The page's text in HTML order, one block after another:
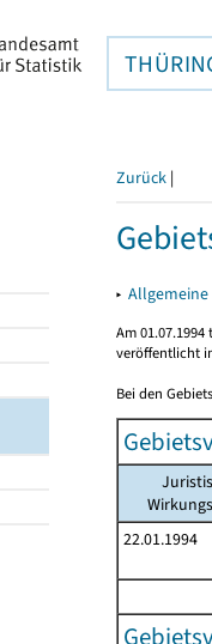
Zurück |
▸
Am
veröffentlicht
Bei den
22.01.1994